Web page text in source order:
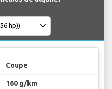
Coupe
160 g/km